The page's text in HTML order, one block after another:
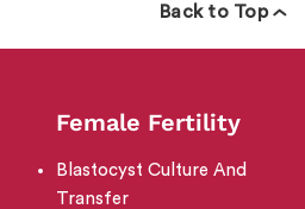
Back to Top
Female Fertility
Blastocyst Culture And
Transfer